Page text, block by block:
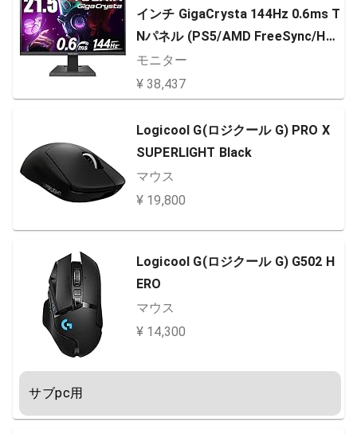
インチ GigaCrysta 144Hz 0.6ms T
Nパネル (PS5/AMD FreeSync/HD
MI×2/DisplayPort/スピーカー付/3
年保証/土日サポート) EX-LDGC221
HTB
モニター
¥ 38,437
Logicool G(ロジクール G) PRO X
SUPERLIGHT Black
マウス
¥ 19,800
Logicool G(ロジクール G) G502 H
ERO
マウス
¥ 14,300
サブpc用